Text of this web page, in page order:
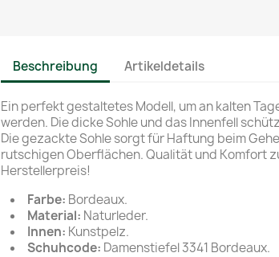
Beschreibung Artikeldetails
Ein perfekt gestaltetes Modell, um an kalten
werden. Die dicke Sohle und das Innenfell
Die gezackte Sohle sorgt für Haftung beim
rutschigen Oberflächen. Qualität und Komfort
Herstellerpreis!
Farbe: Bordeaux.
Material: Naturleder.
Innen: Kunstpelz.
Schuhcode: Damenstiefel 3341 Bordeaux.